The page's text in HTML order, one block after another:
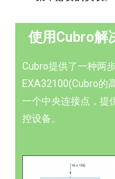
使用Cubro解
Cubro提供了一种两
EXA32100(Cubro的
一个中央连接点，提
控设备。